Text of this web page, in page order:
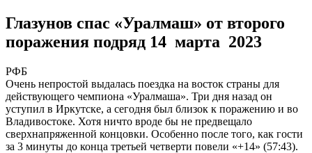
Глазунов спас «Уралмаш» от второго
поражения подряд 14 марта 2023
РФБ
Очень непростой выдалась поездка на восток страны для
действующего чемпиона «Уралмаша». Три дня назад он
уступил в Иркутске, а сегодня был близок к поражению и во
Владивостоке. Хотя ничто вроде бы не предвещало
сверхнапряженной концовки. Особенно после того, как гости
за 3 минуты до конца третьей четверти повели «+14» (57:43).